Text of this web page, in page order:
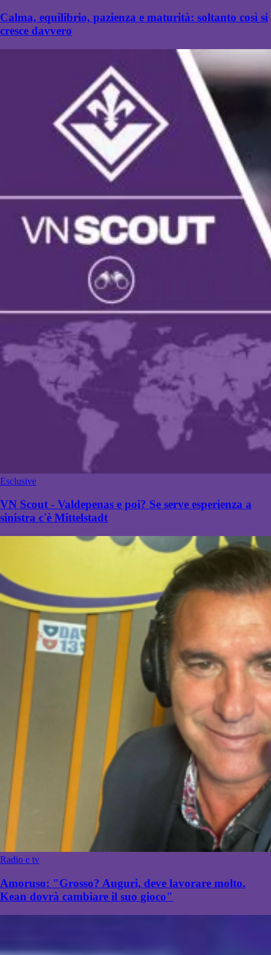
Calma, equilibrio, pazienza e maturità: soltanto così si
cresce davvero
Esclusive
VN Scout - Valdepenas e poi? Se serve esperienza a
sinistra c'è Mittelstadt
Radio e tv
Amoruso: "Grosso? Auguri, deve lavorare molto.
Kean dovrà cambiare il suo gioco"